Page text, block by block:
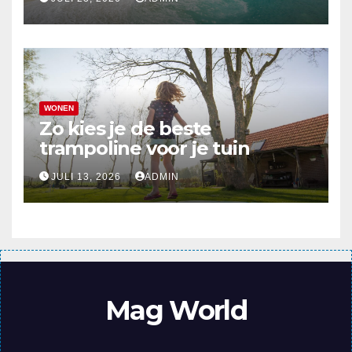
WONEN
Zo kies je de beste
trampoline voor je tuin
JULI 13, 2026 ADMIN
Mag World